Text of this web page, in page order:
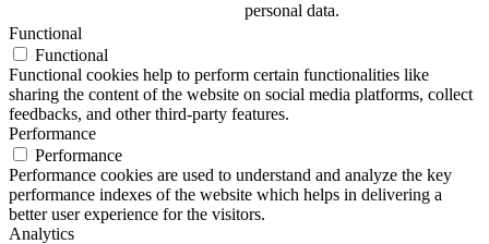
personal data.
Functional
Functional
Functional cookies help to perform certain functionalities like
sharing the content of the website on social media platforms, collect
feedbacks, and other third-party features.
Performance
Performance
Performance cookies are used to understand and analyze the key
performance indexes of the website which helps in delivering a
better user experience for the visitors.
Analytics